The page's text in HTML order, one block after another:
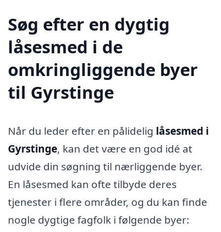
Søg efter en dygtig
låsesmed i de
omkringliggende byer
til Gyrstinge
Når du leder efter en pålidelig låsesmed i
Gyrstinge, kan det være en god idé at
udvide din søgning til nærliggende byer.
En låsesmed kan ofte tilbyde deres
tjenester i flere områder, og du kan finde
nogle dygtige fagfolk i følgende byer: